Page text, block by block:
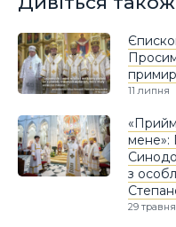
11 липня
мене»:
з
29 травня